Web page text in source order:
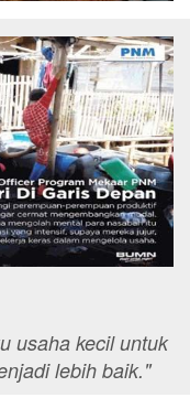
usaha kecil untuk
lebih baik."